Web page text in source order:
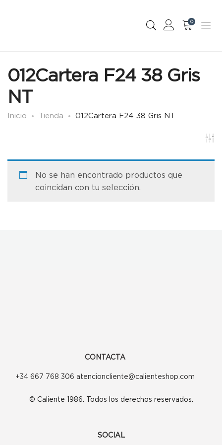
0
012Cartera F24 38 Gris
NT
Inicio Tienda 012Cartera F24 38 Gris NT
No se han encontrado productos que
coincidan con tu selección.
CONTACTA
+34 667 768 306 atencioncliente@calienteshop.com
© Caliente 1986. Todos los derechos reservados.
SOCIAL